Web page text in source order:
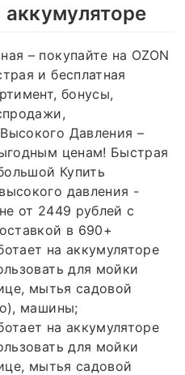
– покупайте на OZON
и бесплатная
бонусы,
Давления –
ценам! Быстрая
Купить
давления -
от 2449 рублей с
в 690+
на аккумуляторе
для мойки
мытья садовой
машины;
на аккумуляторе
для мойки
мытья садовой